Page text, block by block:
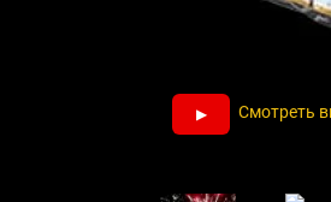
Смотреть